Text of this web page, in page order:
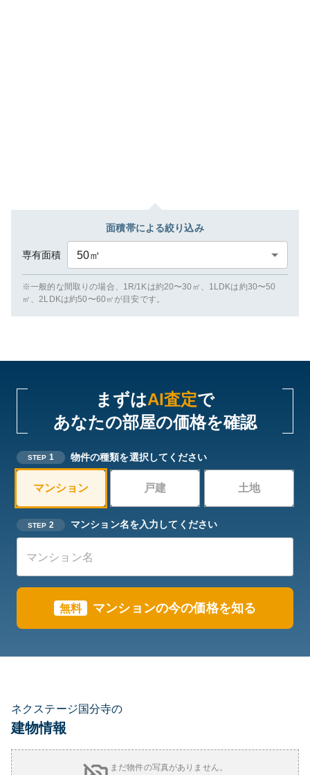
面積帯による絞り込み
専有面積 50㎡
※一般的な間取りの場合、1R/1Kは約20〜30㎡、1LDKは約30〜50
㎡、2LDKは約50〜60㎡が目安です。
まずはAI査定で
あなたの部屋の価格を確認
STEP 1 物件の種類を選択してください
マンション 戸建 土地
STEP 2 マンション名を入力してください
無料 マンションの今の価格を知る
ネクステージ国分寺の
建物情報
まだ物件の写真がありません。